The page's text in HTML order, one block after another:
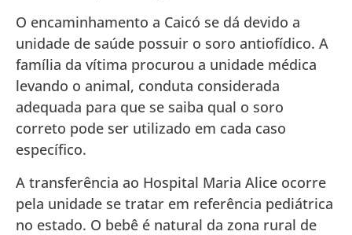
O encaminhamento a Caicó se dá devido a
unidade de saúde possuir o soro antiofídico. A
família da vítima procurou a unidade médica
levando o animal, conduta considerada
adequada para que se saiba qual o soro
correto pode ser utilizado em cada caso
específico.
A transferência ao Hospital Maria Alice ocorre
pela unidade se tratar em referência pediátrica
no estado. O bebê é natural da zona rural de